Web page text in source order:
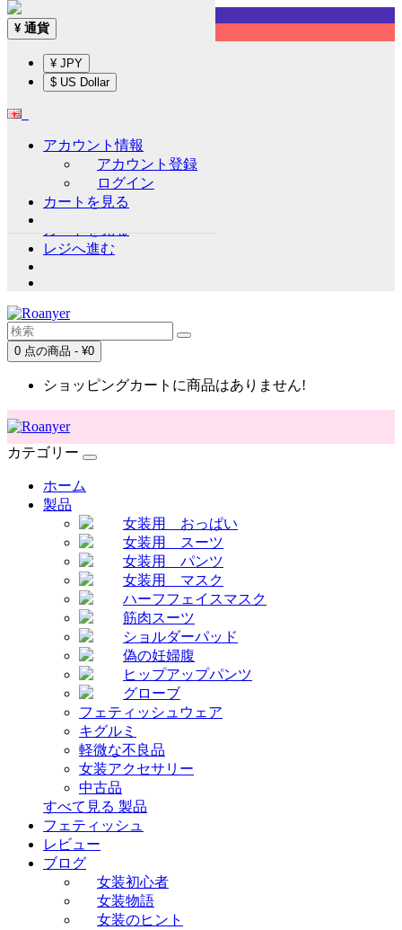
Sign up!
通貨
アカウント情報
アカウント登録
ログイン
ウイッシュリスト (0)
レジへ進む
0 点の商品 - ¥0
ショッピングカートに商品はありません!
¥ 通貨
¥ JPY
$ US Dollar
アカウント情報
アカウント登録
ログイン
カートを見る
カテゴリー
ホーム
製品
女装用 おっぱい
女装用 スーツ
女装用 パンツ
女装用 マスク
ハーフフェイスマスク
筋肉スーツ
ショルダーパッド
偽の妊婦腹
ヒップアップパンツ
グローブ
フェティッシュウェア
キグルミ
軽微な不良品
女装アクセサリー
中古品
すべて見る 製品
フェティッシュ
レビュー
ブログ
女装初心者
女装物語
女装のヒント